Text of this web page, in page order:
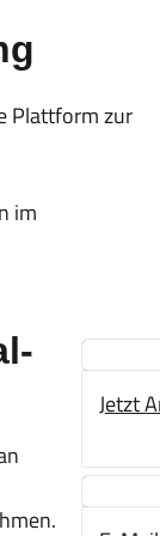
Plattform zur
im
Jetzt